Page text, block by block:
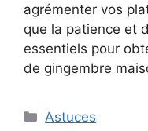
agrémenter vos
que la patience et
essentiels pour
de gingembre
Categories
Astuces